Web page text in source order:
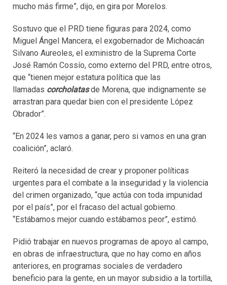
mucho más firme”, dijo, en gira por Morelos.
Sostuvo que el PRD tiene figuras para 2024, como
Miguel Ángel Mancera, el exgobernador de Michoacán
Silvano Aureoles, el exministro de la Suprema Corte
José Ramón Cossío, como externo del PRD, entre otros,
que “tienen mejor estatura política que las
llamadas corcholatasde Morena, que indignamente se
arrastran para quedar bien con el presidente López
Obrador”.
“En 2024 les vamos a ganar, pero si vamos en una gran
coalición”, aclaró.
Reiteró la necesidad de crear y proponer políticas
urgentes para el combate a la inseguridad y la violencia
del crimen organizado, “que actúa con toda impunidad
por el país”, por el fracaso del actual gobierno.
“Estábamos mejor cuando estábamos peor”, estimó.
Pidió trabajar en nuevos programas de apoyo al campo,
en obras de infraestructura, que no hay como en años
anteriores, en programas sociales de verdadero
beneficio para la gente, en un mayor subsidio a la tortilla,